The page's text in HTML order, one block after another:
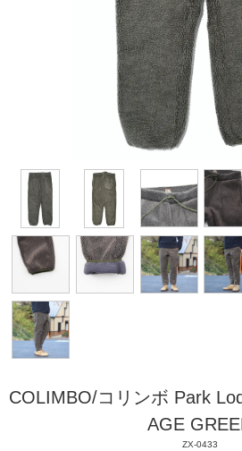
COLIMBO/コリンボ Park
AGE
ZX-0433